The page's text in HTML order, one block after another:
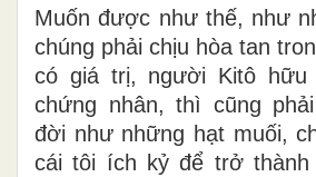
Muốn được như thế, như
chúng phải chịu hòa tan
có giá trị, người Kitô hữu
chứng nhân, thì cũng
đời như những hạt muối,
cái tôi ích kỷ để trở thành